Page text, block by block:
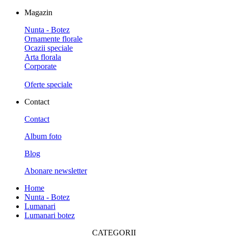
Magazin
Nunta - Botez
Ornamente florale
Ocazii speciale
Arta florala
Corporate
Oferte speciale
Contact
Contact
Album foto
Blog
Abonare newsletter
Home
Nunta - Botez
Lumanari
Lumanari botez
CATEGORII